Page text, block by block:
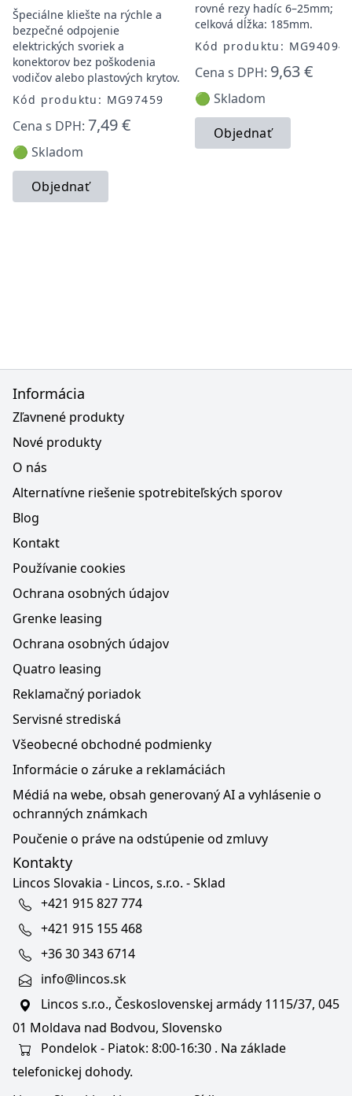
Špeciálne kliešte na rýchle a
bezpečné odpojenie
elektrických svoriek a
konektorov bez poškodenia
vodičov alebo plastových krytov.
Kód produktu: MG97459
Cena s DPH: 7,49 €
🟢 Skladom
Objednať
rovné rezy hadíc 6–25mm;
celková dĺžka: 185mm.
Kód produktu:
Cena s DPH: 9,63 €
🟢 Skladom
Objednať
Informácia
Zľavnené produkty
Nové produkty
O nás
Alternatívne riešenie spotrebiteľských sporov
Blog
Kontakt
Používanie cookies
Ochrana osobných údajov
Grenke leasing
Ochrana osobných údajov
Quatro leasing
Reklamačný poriadok
Servisné strediská
Všeobecné obchodné podmienky
Informácie o záruke a reklamáciách
Médiá na webe, obsah generovaný AI a vyhlásenie o
ochranných známkach
Poučenie o práve na odstúpenie od zmluvy
Kontakty
Lincos Slovakia - Lincos, s.r.o. - Sklad
+421 915 827 774
+421 915 155 468
+36 30 343 6714
info@lincos.sk
Lincos s.r.o., Československej armády 1115/37, 045
01 Moldava nad Bodvou, Slovensko
Pondelok - Piatok: 8:00-16:30 . Na základe
telefonickej dohody.